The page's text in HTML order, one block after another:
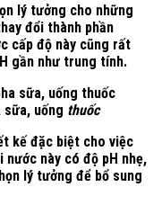
lý tưởng cho những
đổi thành phần
cấp độ này cũng rất
gần như trung tính.
uống thuốc
kế đặc biệt cho việc
nước này có độ pH nhẹ,
lý tưởng để bổ sung